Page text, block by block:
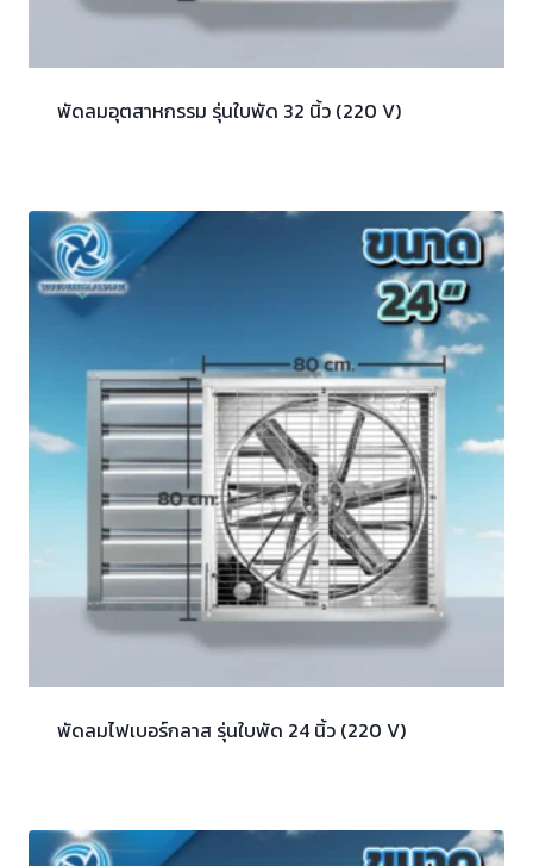
พัดลมอุตสาหกรรม รุ่นใบพัด 32 นิ้ว (220 V)
พัดลมไฟเบอร์กลาส รุ่นใบพัด 24 นิ้ว (220 V)